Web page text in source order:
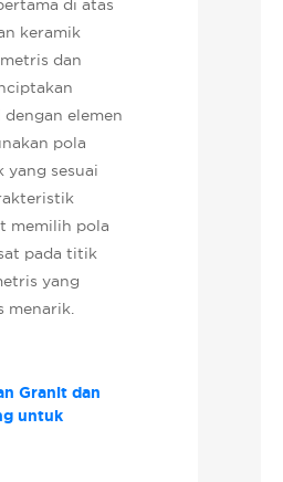
di atas
keramik
dan
elemen
pola
yang sesuai
memilih pola
pada titik
yang
menarik.
Granit dan
untuk